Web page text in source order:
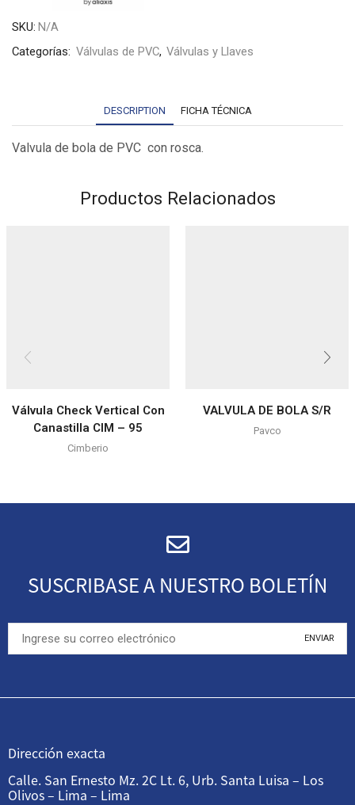
SKU: N/A
Categorías: Válvulas de PVC, Válvulas y Llaves
DESCRIPTION FICHA TÉCNICA
Valvula de bola de PVC con rosca.
Productos Relacionados
Válvula Check Vertical Con
Canastilla CIM – 95
Cimberio
VALVULA DE BOLA S/R
Pavco
SUSCRIBASE A NUESTRO BOLETÍN
Dirección exacta
Calle. San Ernesto Mz. 2C Lt. 6, Urb. Santa Luisa – Los
Olivos – Lima – Lima